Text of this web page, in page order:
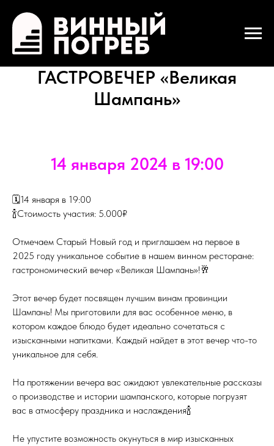
ГАСТРОВЕЧЕР «Великая
Шампань»
14 января 2024 в 19:00
🗓️14 января в 19:00
🍾Стоимость участия: 5.000₽
Отмечаем Старый Новый год и приглашаем на первое в
2025 году уникальное событие в нашем винном ресторане:
гастрономический вечер «Великая Шампань»!🥂
Этот вечер будет посвящен лучшим винам провинции
Шампань! Мы приготовили для вас особенное меню, в
котором каждое блюдо будет идеально сочетаться с
изысканными напитками. Каждый найдет в этот вечер что-то
уникальное для себя.
На протяжении вечера вас ожидают увлекательные рассказы
о производстве и истории шампанского, которые погрузят
вас в атмосферу праздника и наслаждения🍾
Не упустите возможность окунуться в мир изысканных